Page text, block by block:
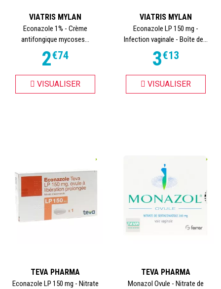
VIATRIS MYLAN
Econazole 1% - Crème
antifongique mycoses...
2€74
VISUALISER
VIATRIS MYLAN
Econazole LP 150 mg -
Infection vaginale - Boîte de...
3€13
VISUALISER
TEVA PHARMA
Econazole LP 150 mg - Nitrate
TEVA PHARMA
Monazol Ovule - Nitrate de